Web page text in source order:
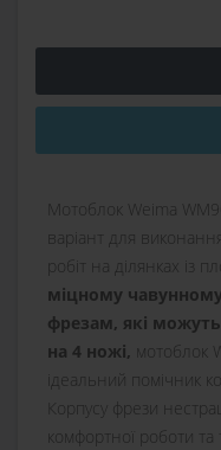
Мотоблок Weima
варіант для
робіт на ділянках із
міцному
фрезам, які можуть
на 4 ножі, мотоблок
ідеальний помічник
Корпусу фрези
комфортної роботи